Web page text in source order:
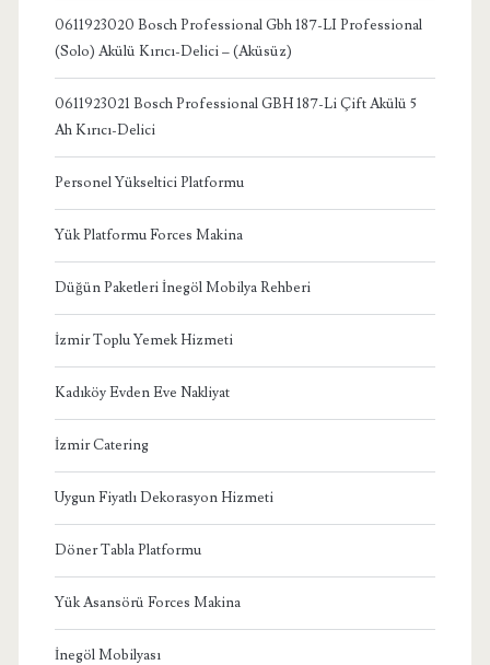
0611923020 Bosch Professional Gbh 187-LI Professional
(Solo) Akülü Kırıcı-Delici – (Aküsüz)
0611923021 Bosch Professional GBH 187-Li Çift Akülü 5
Ah Kırıcı-Delici
Personel Yükseltici Platformu
Yük Platformu Forces Makina
Düğün Paketleri İnegöl Mobilya Rehberi
İzmir Toplu Yemek Hizmeti
Kadıköy Evden Eve Nakliyat
İzmir Catering
Uygun Fiyatlı Dekorasyon Hizmeti
Döner Tabla Platformu
Yük Asansörü Forces Makina
İnegöl Mobilyası